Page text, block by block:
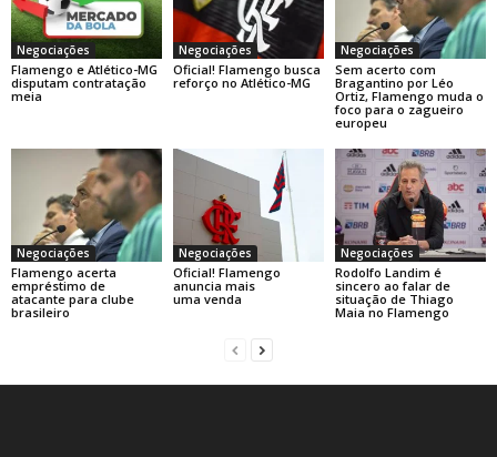
Negociações
Flamengo e Atlético-MG
disputam contratação
meia
Negociações
Oficial! Flamengo busca
reforço no Atlético-MG
Negociações
Sem acerto com
Bragantino por Léo
Ortiz, Flamengo muda o
foco para o zagueiro
europeu
Negociações
Flamengo acerta
empréstimo de
atacante para clube
brasileiro
Negociações
Oficial! Flamengo
anuncia mais
uma venda
Negociações
Rodolfo Landim é
sincero ao falar de
situação de Thiago
Maia no Flamengo